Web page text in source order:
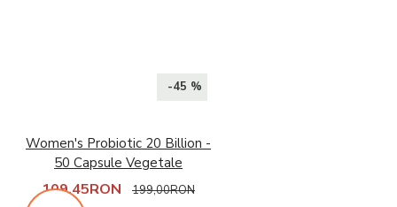
-45 %
Women's Probiotic 20 Billion -
50 Capsule Vegetale
109,45RON 199,00RON